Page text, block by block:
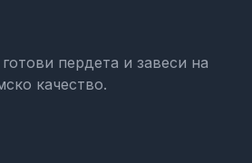
пердета и завеси на
качество.